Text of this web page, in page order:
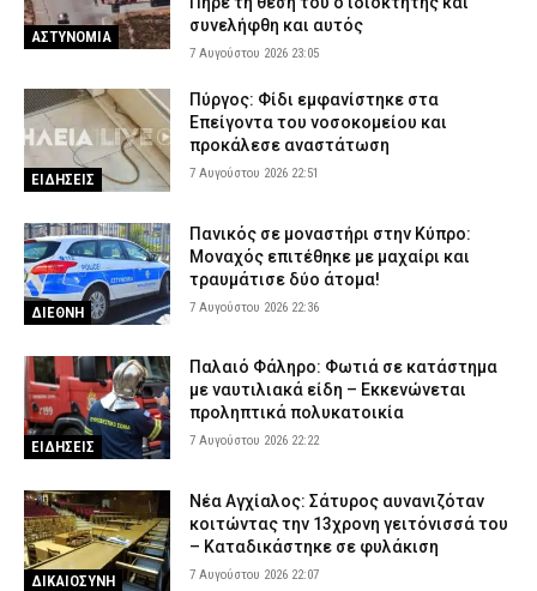
ΑΣΤΥΝΟΜΙΑ
συνελήφθη και αυτός
7 Αυγούστου 2026 23:05
ΕΙΔΗΣΕΙΣ
Πύργος: Φίδι εμφανίστηκε στα
Επείγοντα του νοσοκομείου και
προκάλεσε αναστάτωση
7 Αυγούστου 2026 22:51
ΔΙΕΘΝΗ
Πανικός σε μοναστήρι στην Κύπρο:
Μοναχός επιτέθηκε με μαχαίρι και
τραυμάτισε δύο άτομα!
7 Αυγούστου 2026 22:36
ΕΙΔΗΣΕΙΣ
Παλαιό Φάληρο: Φωτιά σε κατάστημα
με ναυτιλιακά είδη – Εκκενώνεται
προληπτικά πολυκατοικία
7 Αυγούστου 2026 22:22
ΔΙΚΑΙΟΣΥΝΗ
Νέα Αγχίαλος: Σάτυρος αυνανιζόταν
κοιτώντας την 13χρονη γειτόνισσά του
– Καταδικάστηκε σε φυλάκιση
7 Αυγούστου 2026 22:07